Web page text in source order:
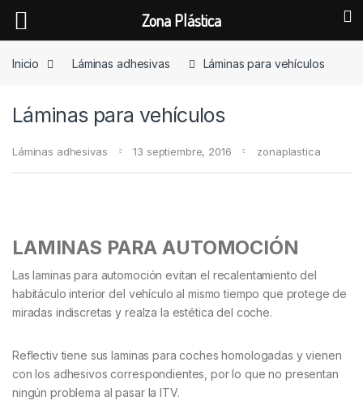
Inicio
Láminas adhesivas Láminas para vehículos
Láminas para vehículos
Láminas adhesivas 13 septiembre, 2016 zonaplastica
LAMINAS PARA AUTOMOCIÓN
Las laminas para automoción evitan el recalentamiento del
habitáculo interior del vehículo al mismo tiempo que protege de
miradas indiscretas y realza la estética del coche.
Reflectiv tiene sus laminas para coches homologadas y vienen
con los adhesivos correspondientes, por lo que no presentan
ningún problema al pasar la ITV.
Zona Plástica